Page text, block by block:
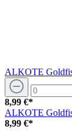
ALKOTE
8,99 €*
ALKOTE
8,99 €*